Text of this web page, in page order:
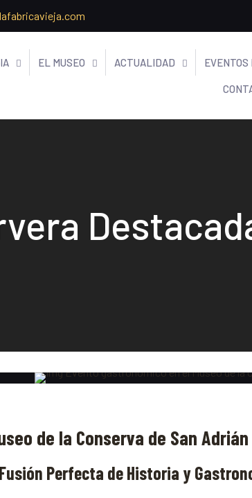
EL MUSEO ACTUALIDAD EVENTOS
de la Conserva de San
Perfecta de Historia y